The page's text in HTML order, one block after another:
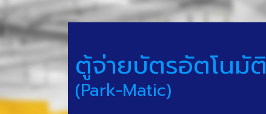
ตู้จ่ายบัตรอัตโนมัติ
(Park-Matic)